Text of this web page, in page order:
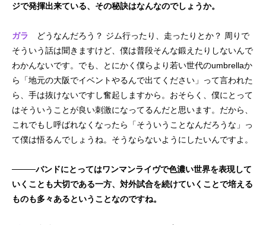
ジで発揮出来ている、その秘訣はなんなのでしょうか。
ガラ
どうなんだろう？ ジム行ったり、走ったりとか？ 周りで
そういう話は聞きますけど、僕は普段そんな鍛えたりしないんで
わかんないです。でも、とにかく僕らより若い世代のumbrellaか
ら「地元の大阪でイベントやるんで出てください」って言われた
ら、手は抜けないですし奮起しますから。おそらく、僕にとって
はそういうことが良い刺激になってるんだと思います。だから、
これでもし呼ばれなくなったら「そういうことなんだろうな」っ
て僕は悟るんでしょうね。そうならないようにしたいんですよ。
────バンドにとってはワンマンライヴで色濃い世界を表現して
いくことも大切である一方、対外試合を続けていくことで培える
ものも多々あるということなのですね。